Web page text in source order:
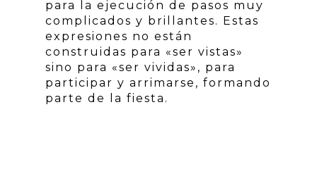
para la ejecución de pasos muy
complicados y brillantes. Estas
expresiones no están
construidas para «ser vistas»
sino para «ser vividas», para
participar y arrimarse, formando
parte de la fiesta.